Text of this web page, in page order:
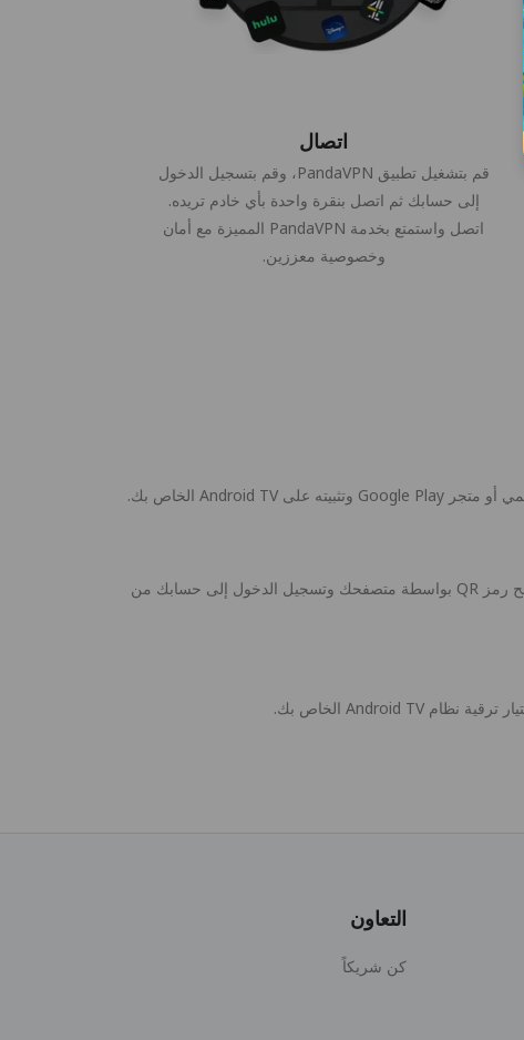
اتصال
قم بتشغيل تطبيق PandaVPN، وقم بتسجيل الدخول
إلى حسابك ثم اتصل بنقرة واحدة بأي خادم تريده.
اتصل واستمتع بخدمة PandaVPN المميزة مع أمان
وخصوصية معززين.
يوفر PandaVPN خيارين لتسجيل الدخول في صفحة تسجيل الدخول. يمكنك تسجيل الدخول إلى حسابك على Android TV، أو مسح رمز QR بواسطة متصفحك وتسجيل الدخول إلى حسابك من
التعاون
كن شريكاً